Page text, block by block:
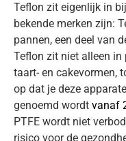
Teflon zit eigenlijk in
bekende merken zijn:
pannen, een deel van
Teflon zit niet alleen in
taart- en cakevormen,
op dat je deze
genoemd wordt vanaf
PTFE wordt niet
risico voor de